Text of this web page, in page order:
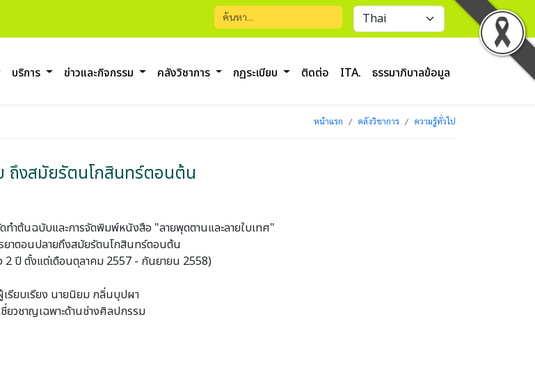
บริการ ข่าวและกิจกรรม คลังวิชาการ กฏระเบียบ ติดต่อ ITA. ธรรมาภิบาลข้อมูล
หน้าแรก คลังวิชาการ ความรู้ทั่วไป
ถึงสมัยรัตนโกสินทร์ตอนต้น
ดทำต้นฉบับและการจัดพิมพ์หนังสือ "ลายพุดตานและลายใบเทศ"
ยาตอนปลายถึงสมัยรัตนโกสินทร์ตอนต้น
2 ปี ตั้งแต่เดือนตุลาคม 2557 - กันยายน 2558)
เรียบเรียง นายนิยม กลิ่นบุปผา
ยวชาญเฉพาะด้านช่างศิลปกรรม